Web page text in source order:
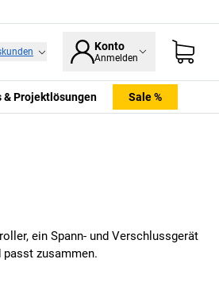
Konto
Anmelden
& Projektlösungen Sale %
ein Spann- und Verschlussgerät
zusammen.